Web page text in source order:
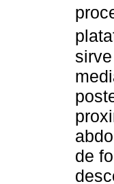
de